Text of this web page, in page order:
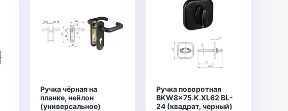
Ручка чёрная на
планке, нейлон
(универсальное)
Ручка поворотная
BKW8x75.K.XL62 BL-
24 (квадрат, черный)